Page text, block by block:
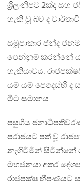
ශ්‍රිලංනිපට 2ක්ද සහ
හැකි වූ බව ද
සමූපාකාර ජන්ද
පෙන්නුම් කරන්නේ
හැකියාවය.
යම් යම් පෙදෙස්හි ද
මීට සමානය.
පසුගිය
පරාජයට පත් වූ
නැගිටිමින් සිටින්නේ
මහජනයා අතර
රාජපක්ෂ භීෂණයට